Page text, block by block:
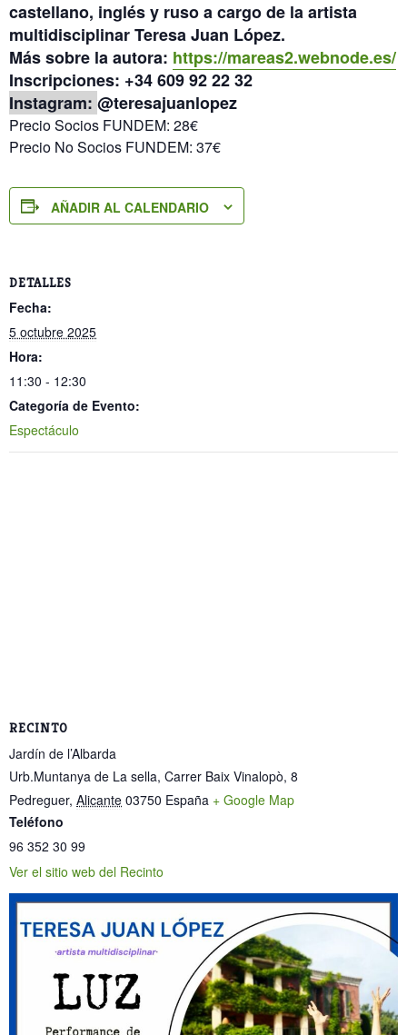
castellano, inglés y ruso a cargo de la artista
multidisciplinar Teresa Juan López.
Más sobre la autora: https://mareas2.webnode.es/
Inscripciones: +34 609 92 22 32
Instagram: @teresajuanlopez
Precio Socios FUNDEM: 28€
Precio No Socios FUNDEM: 37€
AÑADIR AL CALENDARIO
DETALLES
Fecha:
5 octubre 2025
Hora:
11:30 - 12:30
Categoría de Evento:
Espectáculo
RECINTO
Jardín de l’Albarda
Urb.Muntanya de La sella, Carrer Baix Vinalopò, 8
Pedreguer, Alicante 03750 España + Google Map
Teléfono
96 352 30 99
Ver el sitio web del Recinto